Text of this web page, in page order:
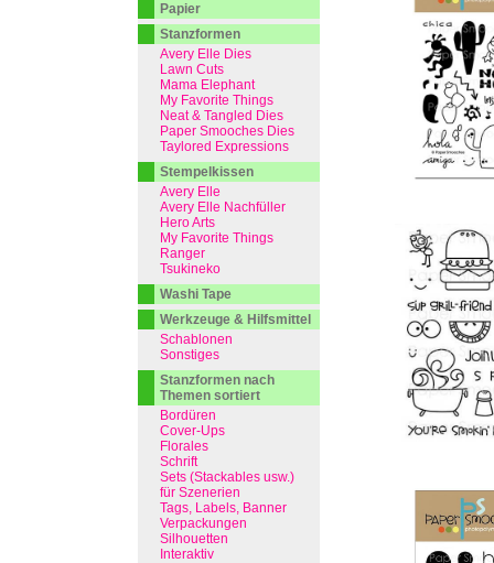
Papier
Stanzformen
Avery Elle Dies
Lawn Cuts
Mama Elephant
My Favorite Things
Neat & Tangled Dies
Paper Smooches Dies
Taylored Expressions
Stempelkissen
Avery Elle
Avery Elle Nachfüller
Hero Arts
My Favorite Things
Ranger
Tsukineko
Washi Tape
Werkzeuge & Hilfsmittel
Schablonen
Sonstiges
Stanzformen nach
Themen sortiert
Bordüren
Cover-Ups
Florales
Schrift
Sets (Stackables usw.)
für Szenerien
Tags, Labels, Banner
Verpackungen
Silhouetten
Interaktiv